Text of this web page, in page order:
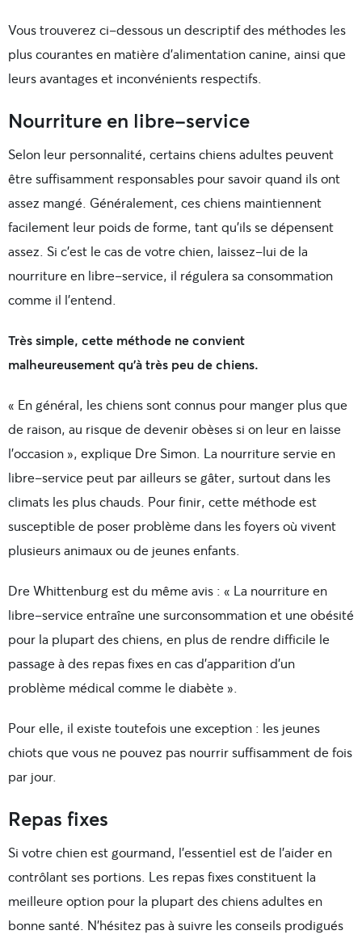
Vous trouverez ci-dessous un descriptif des méthodes les
plus courantes en matière d’alimentation canine, ainsi que
leurs avantages et inconvénients respectifs.
Nourriture en libre-service
Selon leur personnalité, certains chiens adultes peuvent
être suffisamment responsables pour savoir quand ils ont
assez mangé. Généralement, ces chiens maintiennent
facilement leur poids de forme, tant qu’ils se dépensent
assez. Si c’est le cas de votre chien, laissez-lui de la
nourriture en libre-service, il régulera sa consommation
comme il l’entend.
Très simple, cette méthode ne convient
malheureusement qu’à très peu de chiens.
« En général, les chiens sont connus pour manger plus que
de raison, au risque de devenir obèses si on leur en laisse
l’occasion », explique Dre Simon. La nourriture servie en
libre-service peut par ailleurs se gâter, surtout dans les
climats les plus chauds. Pour finir, cette méthode est
susceptible de poser problème dans les foyers où vivent
plusieurs animaux ou de jeunes enfants.
Dre Whittenburg est du même avis : « La nourriture en
libre-service entraîne une surconsommation et une obésité
pour la plupart des chiens, en plus de rendre difficile le
passage à des repas fixes en cas d’apparition d’un
problème médical comme le diabète ».
Pour elle, il existe toutefois une exception : les jeunes
chiots que vous ne pouvez pas nourrir suffisamment de fois
par jour.
Repas fixes
Si votre chien est gourmand, l’essentiel est de l’aider en
contrôlant ses portions. Les repas fixes constituent la
meilleure option pour la plupart des chiens adultes en
bonne santé. N’hésitez pas à suivre les conseils prodigués